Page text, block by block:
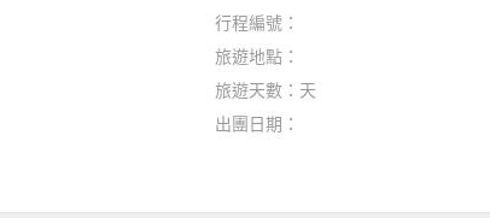
行程編號：
旅遊地點：
旅遊天數：天
出團日期：